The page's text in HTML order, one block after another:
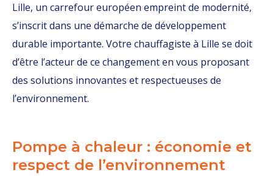
Lille, un carrefour européen empreint de modernité,
s’inscrit dans une démarche de développement
durable importante. Votre chauffagiste à Lille se doit
d’être l’acteur de ce changement en vous proposant
des solutions innovantes et respectueuses de
l’environnement.
Pompe à chaleur : économie et
respect de l’environnement